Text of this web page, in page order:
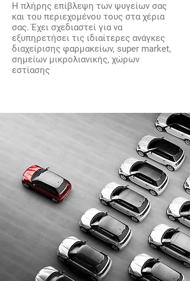
Η πλήρης επίβλεψη των ψυγείων σας
και του περιεχομένου τους στα χέρια
σας. Έχει σχεδιαστεί για να
εξυπηρετήσει τις ιδιαίτερες ανάγκες
διαχείρισης φαρμακείων, super market,
σημείων μικρολιανικής, χώρων
εστίασης